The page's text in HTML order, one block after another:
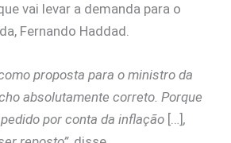
vai levar a demanda para o
Fernando Haddad.
proposta para o ministro da
absolutamente correto. Porque
por conta da inflação […],